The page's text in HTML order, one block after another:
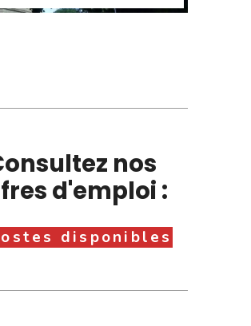
nos
d'emploi :
disponibles